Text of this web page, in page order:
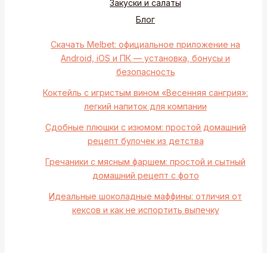
Закуски и салаты
Блог
Скачать Melbet: официальное приложение на
Android, iOS и ПК — установка, бонусы и
безопасность
Коктейль с игристым вином «Весенняя сангрия»:
легкий напиток для компании
Сдобные плюшки с изюмом: простой домашний
рецепт булочек из детства
Гречаники с мясным фаршем: простой и сытный
домашний рецепт с фото
Идеальные шоколадные маффины: отличия от
кексов и как не испортить выпечку